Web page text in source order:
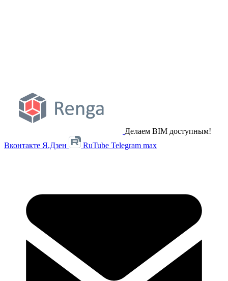
Делаем BIM доступным!
Вконтакте Я.Дзен RuTube Telegram max